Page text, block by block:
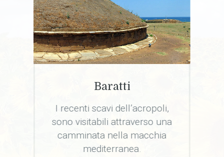
Borghi Toscani
Sassetta, Bolgheri,
Castagneto, Populonia,
Suvereto e Campiglia
Marittima vi affascineranno.